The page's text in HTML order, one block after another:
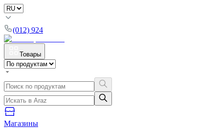
(012) 924
Товары
Магазины